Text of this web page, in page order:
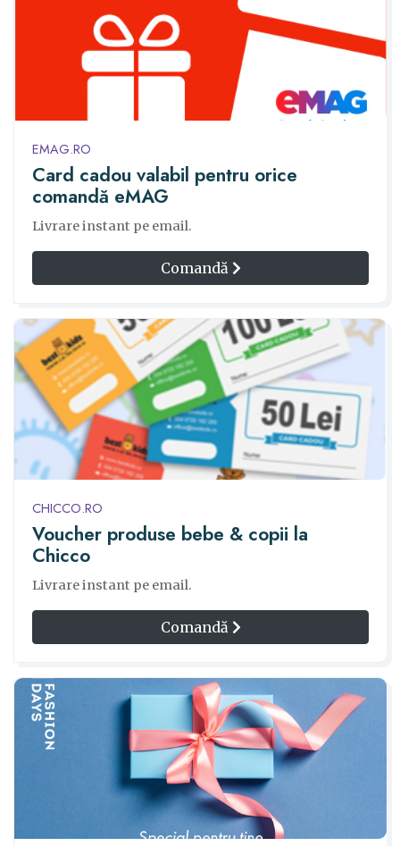
EMAG.RO
Card cadou valabil pentru orice
comandă eMAG
Livrare instant pe email.
Comandă
CHICCO.RO
Voucher produse bebe & copii la
Chicco
Livrare instant pe email.
Comandă